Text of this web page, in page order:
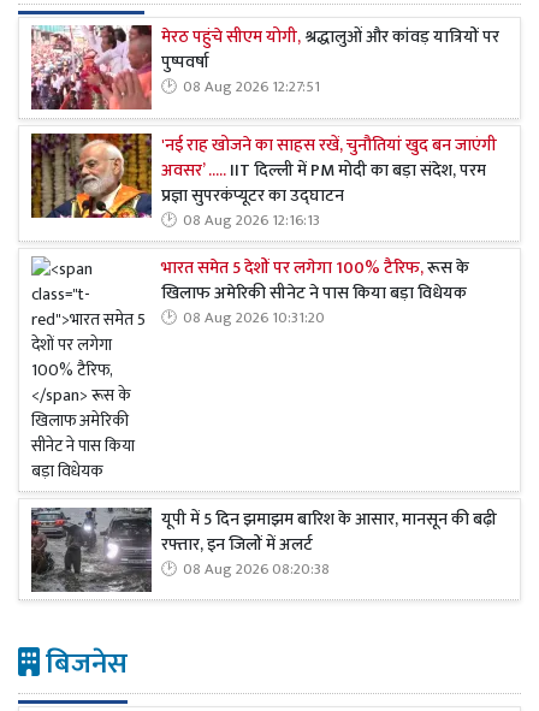
मेरठ पहुंचे सीएम योगी,श्रद्धालुओं और कांवड़ यात्रियों पर
पुष्पवर्षा
08 Aug 2026 12:27:51
'नई राह खोजने का साहस रखें, चुनौतियां खुद बन जाएंगी
अवसर’ .....IIT दिल्ली में PM मोदी का बड़ा संदेश, परम
प्रज्ञा सुपरकंप्यूटर का उद्घाटन
08 Aug 2026 12:16:13
भारत समेत 5 देशों पर लगेगा 100% टैरिफ,रूस के
खिलाफ अमेरिकी सीनेट ने पास किया बड़ा विधेयक
08 Aug 2026 10:31:20
यूपी में 5 दिन झमाझम बारिश के आसार, मानसून की बढ़ी
रफ्तार, इन जिलों में अलर्ट
08 Aug 2026 08:20:38
बिजनेस